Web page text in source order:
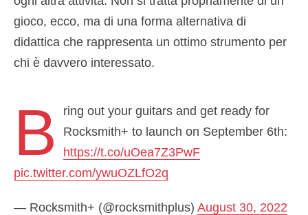
gioco, ecco, ma di una forma alternativa di
didattica che rappresenta un ottimo strumento per
chi è davvero interessato.
B
ring out your guitars and get ready for
Rocksmith+ to launch on September 6th:
https://t.co/uOea7Z3PwF
pic.twitter.com/ywuOZLfO2q
— Rocksmith+ (@rocksmithplus) August 30, 2022